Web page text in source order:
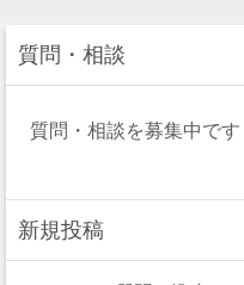
質問・相談
質問・相談を募集中です
新規投稿